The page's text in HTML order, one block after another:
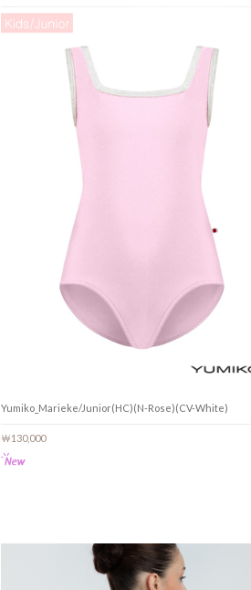
Yumiko_Marieke/Junior(HC)(N-Rose)(CV-White)
￦130,000